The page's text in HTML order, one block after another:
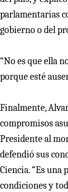
parlamentarias
gobierno o del
“No es que ella
porque esté
Finalmente,
compromisos
Presidente al
defendió sus
Ciencia. “Es una
condiciones y